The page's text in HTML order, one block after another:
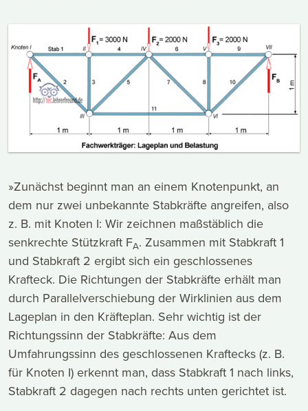
»Zunächst beginnt man an einem Knotenpunkt, an
dem nur zwei unbekannte Stabkräfte angreifen, also
z. B. mit Knoten I: Wir zeichnen maßstäblich die
senkrechte Stützkraft FA. Zusammen mit Stabkraft 1
und Stabkraft 2 ergibt sich ein geschlossenes
Krafteck. Die Richtungen der Stabkräfte erhält man
durch Parallelverschiebung der Wirklinien aus dem
Lageplan in den Kräfteplan. Sehr wichtig ist der
Richtungssinn der Stabkräfte: Aus dem
Umfahrungssinn des geschlossenen Kraftecks (z. B.
für Knoten I) erkennt man, dass Stabkraft 1 nach links,
Stabkraft 2 dagegen nach rechts unten gerichtet ist.